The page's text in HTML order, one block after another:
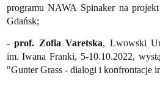
programu NAWA Spinaker na
Gdańsk;
- prof. Zofia Varetska, Lwowski
im. Iwana Franki, 5-10.10.2022,
"Gunter Grass - dialogi i konfrontacje